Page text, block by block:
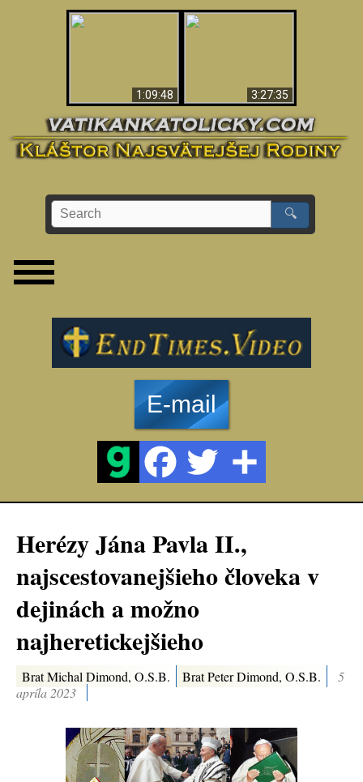
1:09:48 3:27:35
🔍
E-mail
Herézy Jána Pavla II.,
najscestovanejšieho človeka v
dejinách a možno
najheretickejšieho
Brat Michal Dimond, O.S.B. Brat Peter Dimond, O.S.B.
5
apríla 2023